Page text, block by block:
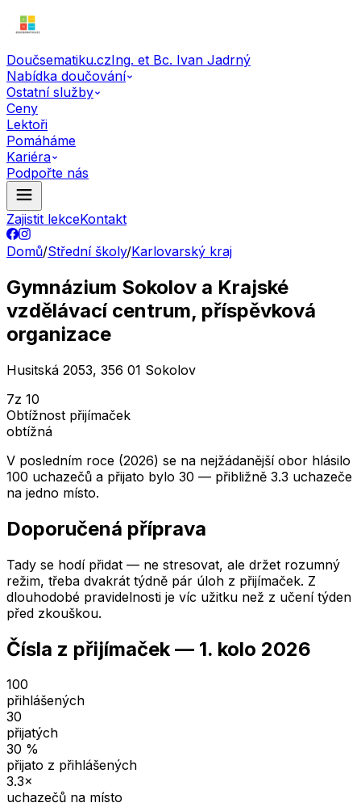
Doučsematiku.czIng. et Bc. Ivan Jadrný
Nabídka doučování
Ostatní služby
Ceny
Lektoři
Pomáháme
Kariéra
Podpořte nás
Zajistit lekceKontakt
Domů/Střední školy/Karlovarský kraj
Gymnázium Sokolov a Krajské
vzdělávací centrum, příspěvková
organizace
Husitská 2053, 356 01 Sokolov
7z 10
Obtížnost přijímaček
obtížná
V posledním roce (2026) se na nejžádanější obor hlásilo
100 uchazečů a přijato bylo 30 — přibližně 3.3 uchazeče
na jedno místo.
Doporučená příprava
Tady se hodí přidat — ne stresovat, ale držet rozumný
režim, třeba dvakrát týdně pár úloh z přijímaček. Z
dlouhodobé pravidelnosti je víc užitku než z učení týden
před zkouškou.
Čísla z přijímaček — 1. kolo 2026
100
přihlášených
30
přijatých
30 %
přijato z přihlášených
3.3×
uchazečů na místo